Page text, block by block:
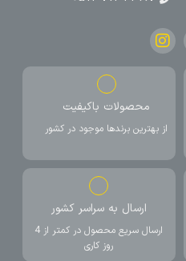
محصولات باکیفیت
از بهترین برندها موجود در کشور
ارسال به سراسر کشور
ارسال سریع محصول در کمتر از 4
روز کاری